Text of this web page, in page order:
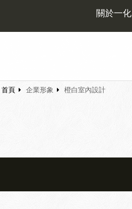
關於一化
首頁 企業形象 橙白室內設計